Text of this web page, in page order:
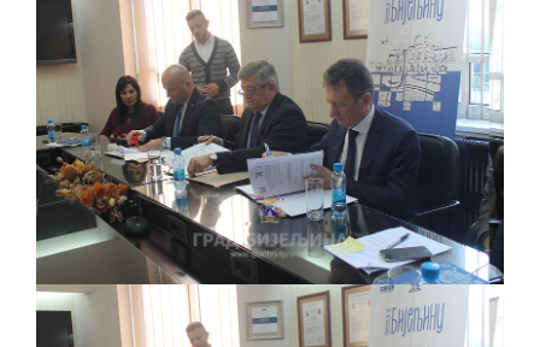
PRELIMINARNA RANG LISTA KANDIDATA KOJI
SU OSTVARILI PRAVO NA GRADSKI MJESEČNI
BORAČKI DODATAK ZA DEMOBILISANE
BORCE VOJSKE REPUBLIKE SRPSKE U STANjU
SOCIJALNE POTREBE
JAVNI POZIV ZA NAJLjEPŠE UREĐENO
DVORIŠTE INDIVIDUALNIH DOMAĆINSTAVA,
DVORIŠTE ZAJEDNICA ETAŽNIH VLASNIKA I
JAVNI PROSTOR U MJESNIM ZAJEDNICAMA